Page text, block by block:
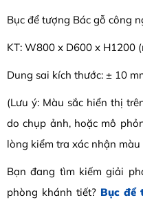
Bục để tượng Bác gỗ công
KT: W800 x D600 x H1200
Dung sai kích thước: ± 10
(Lưu ý: Màu sắc hiển thị
do chụp ảnh, hoặc mô
lòng kiểm tra xác nhận
Bạn đang tìm kiếm giải
phòng khánh tiết? Bục để